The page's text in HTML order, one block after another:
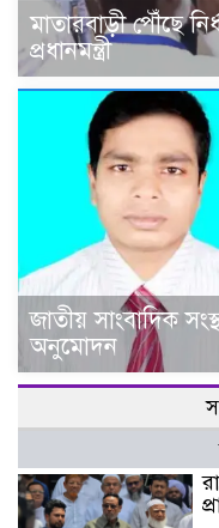
মাতারবাড়ী পৌঁছে
প্রধানমন্ত্রী
জাতীয় সাংবাদিক
অনুমোদন